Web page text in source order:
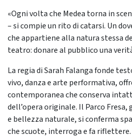
«Ogni volta che Medea torna in
– si compie un rito di catarsi. Un
che appartiene alla natura stessa
teatro: donare al pubblico una
La regia di Sarah Falanga fonde
vivo, danza e arte performativa,
contemporanea che conserva
dell’opera originale. Il Parco
e bellezza naturale, si conferma
che scuote, interroga e fa riflettere.